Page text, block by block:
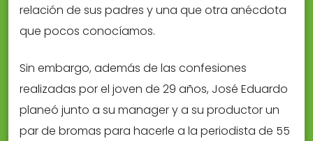
relación de sus padres y una que otra anécdota
que pocos conocíamos.
Sin embargo, además de las confesiones
realizadas por el joven de 29 años, José Eduardo
planeó junto a su manager y a su productor un
par de bromas para hacerle a la periodista de 55